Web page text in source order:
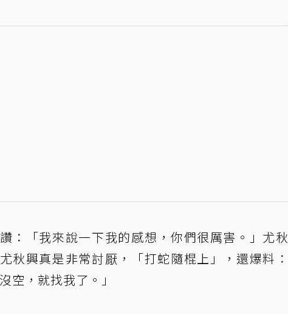
：「我來說一下我的感想，你們很厲害。」尤秋
秋興真是非常討厭，「打蛇隨棍上」，還爆料：
空，就找我了。」